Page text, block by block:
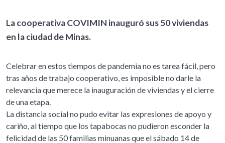
La cooperativa COVIMIN inauguró sus 50 viviendas
en la ciudad de Minas.
Celebrar en estos tiempos de pandemia no es tarea fácil, pero
tras años de trabajo cooperativo, es imposible no darle la
relevancia que merece la inauguración de viviendas y el cierre
de una etapa.
La distancia social no pudo evitar las expresiones de apoyo y
cariño, al tiempo que los tapabocas no pudieron esconder la
felicidad de las 50 familias minuanas que el sábado 14 de